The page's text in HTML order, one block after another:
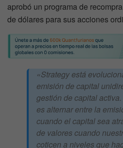
aprobó un programa de
de dólares para sus acciones
«Strategy está
emisión de capital
gestión de capital
es alternar entre la
cuando el capital sea
de valores cuando
coticen a niveles que